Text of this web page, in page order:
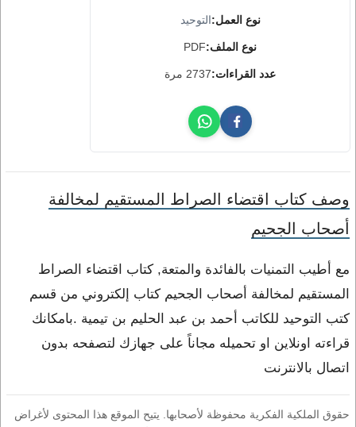
نوع العمل:التوحيد
نوع الملف:PDF
عدد القراءات:2737 مرة
وصف كتاب اقتضاء الصراط المستقيم لمخالفة
أصحاب الجحيم
مع أطيب التمنيات بالفائدة والمتعة, كتاب اقتضاء الصراط
المستقيم لمخالفة أصحاب الجحيم كتاب إلكتروني من قسم
كتب التوحيد للكاتب أحمد بن عبد الحليم بن تيمية .بامكانك
قراءته اونلاين او تحميله مجاناً على جهازك لتصفحه بدون
اتصال بالانترنت
حقوق الملكية الفكرية محفوظة لأصحابها. يتيح الموقع هذا المحتوى لأغراض